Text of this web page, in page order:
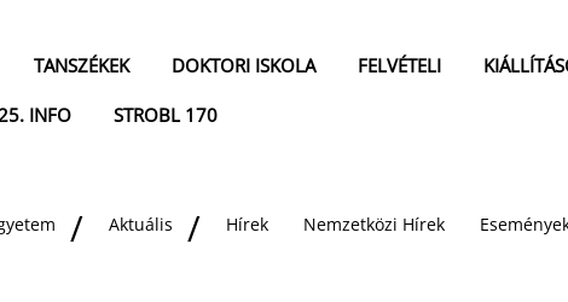
TANSZÉKEK DOKTORI ISKOLA FELVÉTELI
INFO STROBL 170
Aktuális Hírek Nemzetközi Hírek